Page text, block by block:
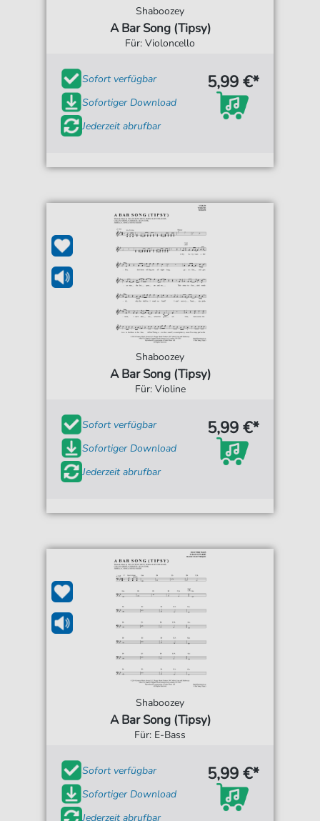
Shaboozey
A Bar Song (Tipsy)
Für: Violoncello
Sofort verfügbar
Sofortiger Download
Jederzeit abrufbar
5,99 €*
Shaboozey
A Bar Song (Tipsy)
Für: Violine
Sofort verfügbar
Sofortiger Download
Jederzeit abrufbar
5,99 €*
Shaboozey
A Bar Song (Tipsy)
Für: E-Bass
Sofort verfügbar
Sofortiger Download
Jederzeit abrufbar
5,99 €*